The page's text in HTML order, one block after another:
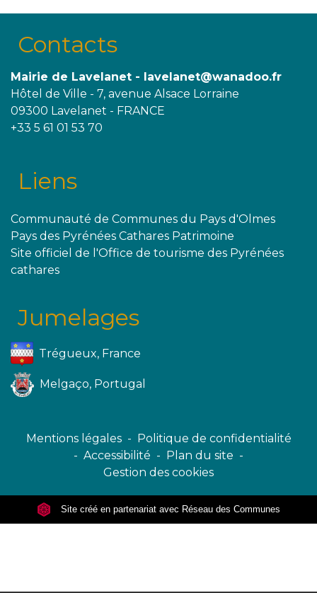
Contacts
Mairie de Lavelanet - lavelanet@wanadoo.fr
Hôtel de Ville - 7, avenue Alsace Lorraine
09300 Lavelanet - FRANCE
+33 5 61 01 53 70
Liens
Communauté de Communes du Pays d'Olmes
Pays des Pyrénées Cathares Patrimoine
Site officiel de l'Office de tourisme des Pyrénées
cathares
Jumelages
Trégueux, France
Melgaço, Portugal
Mentions légales - Politique de confidentialité
- Accessibilité - Plan du site -
Gestion des cookies
Site créé en partenariat avec Réseau des Communes